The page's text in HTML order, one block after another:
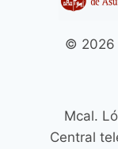
© 2026
Mcal.
Central